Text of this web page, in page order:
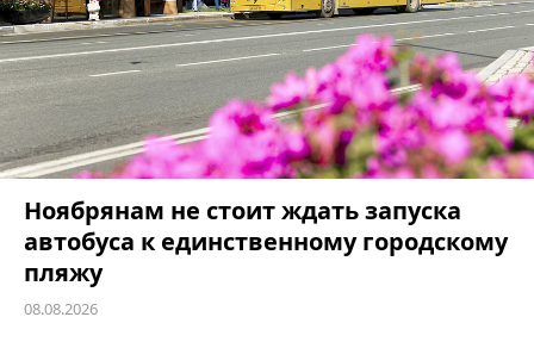
Ноябрянам не стоит ждать запуска
автобуса к единственному городскому
пляжу
08.08.2026